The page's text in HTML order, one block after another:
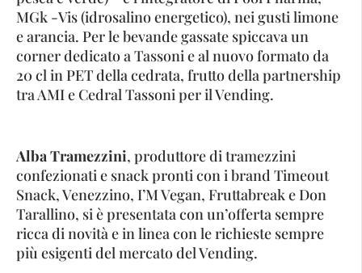
MGk -Vis (idrosalino energetico), nei gusti limone
e arancia. Per le bevande gassate spiccava un
corner dedicato a Tassoni e al nuovo formato da
20 cl in PET della cedrata, frutto della partnership
tra AMI e Cedral Tassoni per il Vending.
Alba Tramezzini, produttore di tramezzini
confezionati e snack pronti con i brand Timeout
Snack, Venezzino, I’M Vegan, Fruttabreak e Don
Tarallino, si è presentata con un’offerta sempre
ricca di novità e in linea con le richieste sempre
più esigenti del mercato del Vending.